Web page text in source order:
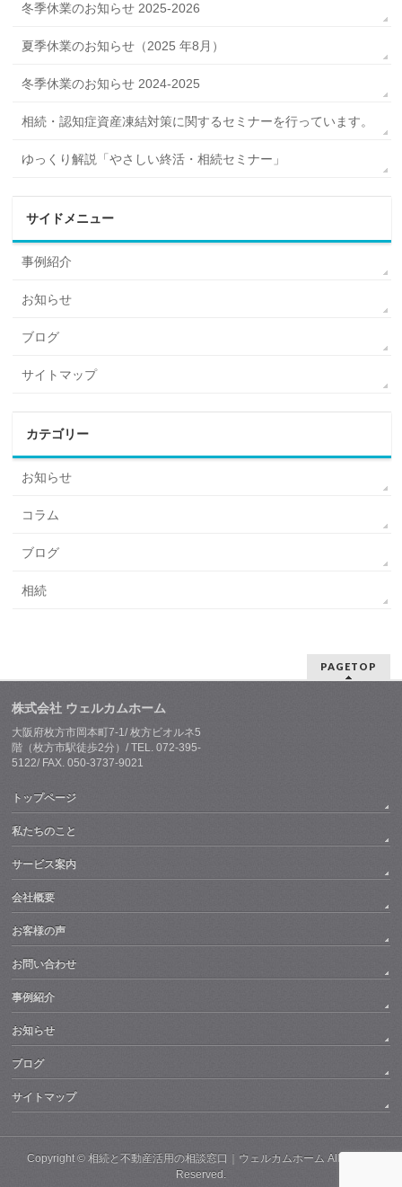
冬季休業のお知らせ 2025-2026
夏季休業のお知らせ（2025 年8月）
冬季休業のお知らせ 2024-2025
相続・認知症資産凍結対策に関するセミナーを行っています。
ゆっくり解説「やさしい終活・相続セミナー」
サイドメニュー
事例紹介
お知らせ
ブログ
サイトマップ
カテゴリー
お知らせ
コラム
ブログ
相続
PAGETOP
株式会社 ウェルカムホーム
大阪府枚方市岡本町7-1/ 枚方ビオルネ5
階（枚方市駅徒歩2分）/ TEL. 072-395-
5122/ FAX. 050-3737-9021
トップページ
私たちのこと
サービス案内
会社概要
お客様の声
お問い合わせ
事例紹介
お知らせ
ブログ
サイトマップ
Copyright ©相続と不動産活用の相談窓口｜ウェルカムホーム All Rights
Reserved.